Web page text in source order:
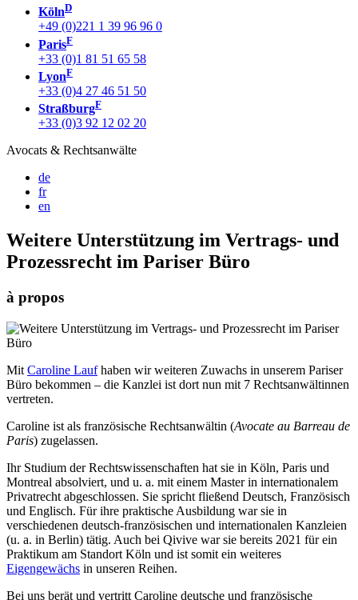
KölnD
+49 (0)221 1 39 96 96 0
ParisF
+33 (0)1 81 51 65 58
LyonF
+33 (0)4 27 46 51 50
StraßburgF
+33 (0)3 92 12 02 20
Avocats & Rechtsanwälte
de
fr
en
Weitere Unterstützung im Vertrags- und
Prozessrecht im Pariser Büro
à propos
Mit Caroline Laufhaben wir weiteren Zuwachs in unserem Pariser
Büro bekommen – die Kanzlei ist dort nun mit 7 Rechtsanwältinnen
vertreten.
Caroline ist als französische Rechtsanwältin (Avocate au Barreau de
Paris) zugelassen.
Ihr Studium der Rechtswissenschaften hat sie in Köln, Paris und
Montreal absolviert, und u. a. mit einem Master in internationalem
Privatrecht abgeschlossen. Sie spricht fließend Deutsch, Französisch
und Englisch. Für ihre praktische Ausbildung war sie in
verschiedenen deutsch-französischen und internationalen Kanzleien
(u. a. in Berlin) tätig. Auch bei Qivive war sie bereits 2021 für ein
Praktikum am Standort Köln und ist somit ein weiteres
Eigengewächs in unseren Reihen.
Bei uns berät und vertritt Caroline deutsche und französische